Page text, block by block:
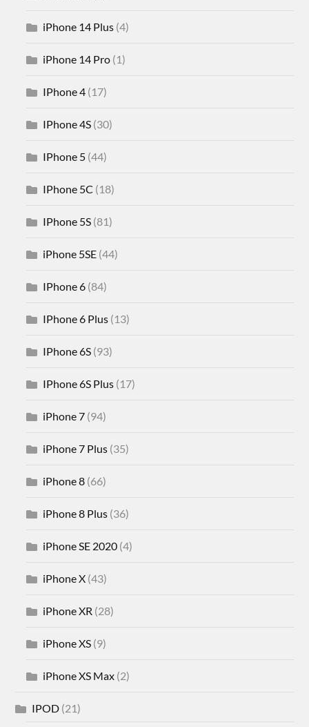
iPhone 14 Plus (4)
iPhone 14 Pro (1)
IPhone 4 (17)
IPhone 4S (30)
IPhone 5 (44)
IPhone 5C (18)
IPhone 5S (81)
iPhone 5SE (44)
IPhone 6 (84)
IPhone 6 Plus (13)
IPhone 6S (93)
IPhone 6S Plus (17)
iPhone 7 (94)
iPhone 7 Plus (35)
iPhone 8 (66)
iPhone 8 Plus (36)
iPhone SE 2020 (4)
iPhone X (43)
iPhone XR (28)
iPhone XS (9)
iPhone XS Max (2)
IPOD (21)